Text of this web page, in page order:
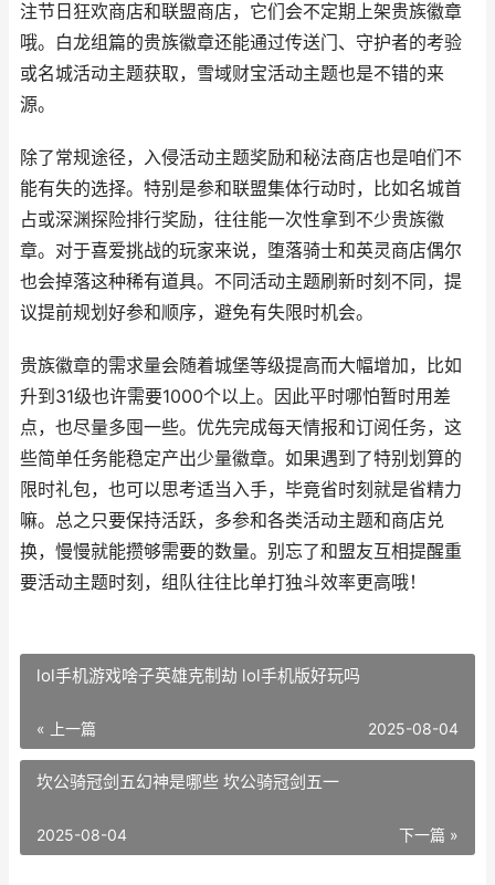
注节日狂欢商店和联盟商店，它们会不定期上架贵族徽章
哦。白龙组篇的贵族徽章还能通过传送门、守护者的考验
或名城活动主题获取，雪域财宝活动主题也是不错的来
源。
除了常规途径，入侵活动主题奖励和秘法商店也是咱们不
能有失的选择。特别是参和联盟集体行动时，比如名城首
占或深渊探险排行奖励，往往能一次性拿到不少贵族徽
章。对于喜爱挑战的玩家来说，堕落骑士和英灵商店偶尔
也会掉落这种稀有道具。不同活动主题刷新时刻不同，提
议提前规划好参和顺序，避免有失限时机会。
贵族徽章的需求量会随着城堡等级提高而大幅增加，比如
升到31级也许需要1000个以上。因此平时哪怕暂时用差
点，也尽量多囤一些。优先完成每天情报和订阅任务，这
些简单任务能稳定产出少量徽章。如果遇到了特别划算的
限时礼包，也可以思考适当入手，毕竟省时刻就是省精力
嘛。总之只要保持活跃，多参和各类活动主题和商店兑
换，慢慢就能攒够需要的数量。别忘了和盟友互相提醒重
要活动主题时刻，组队往往比单打独斗效率更高哦！
lol手机游戏啥子英雄克制劫 lol手机版好玩吗
« 上一篇 2025-08-04
坎公骑冠剑五幻神是哪些 坎公骑冠剑五一
下一篇 »
2025-08-04